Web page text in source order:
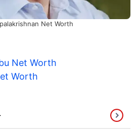
Net Worth
Net Worth
Worth